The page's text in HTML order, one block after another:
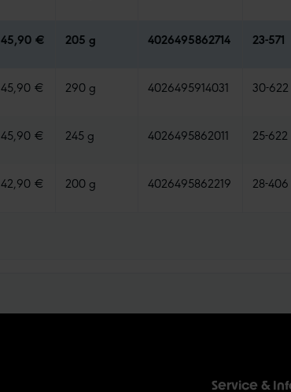
45,90 € 205 g 4026495862714 23-571
45,90 € 290 g 4026495914031 30-622
45,90 € 245 g 4026495862011 25-622
42,90 € 200 g 4026495862219 28-406
Service &